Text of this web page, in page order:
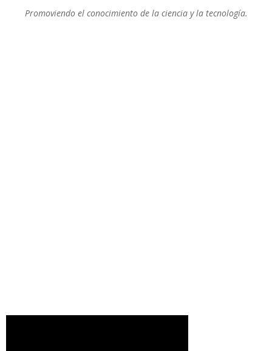
Promoviendo el conocimiento de la ciencia y la tecnología.